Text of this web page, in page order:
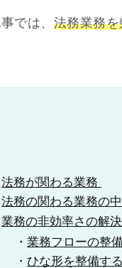
では、 法務業務
法務が関わる業務
法務の関わる業務の
業務の非効率さの解
業務フローの整
ひな形を整備する